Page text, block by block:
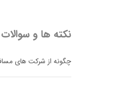
نکته ها و
چگونه از شرکت های